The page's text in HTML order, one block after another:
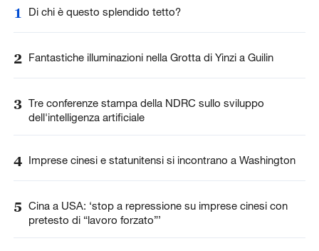
1 Di chi è questo splendido tetto?
2 Fantastiche illuminazioni nella Grotta di Yinzi a Guilin
3 Tre conferenze stampa della NDRC sullo sviluppo
dell'intelligenza artificiale
4 Imprese cinesi e statunitensi si incontrano a Washington
5 Cina a USA: ‘stop a repressione su imprese cinesi con
pretesto di “lavoro forzato”’